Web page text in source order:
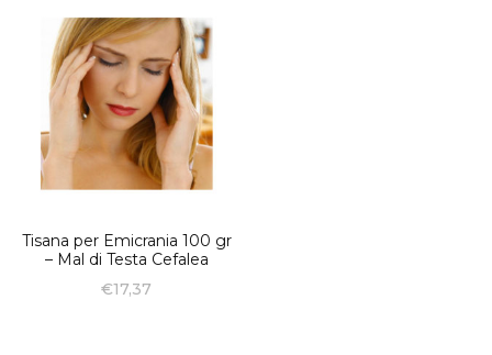
Tisana per Emicrania 100 gr
– Mal di Testa Cefalea
€17,37